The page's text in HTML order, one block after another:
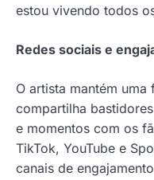
estou vivendo todos
Redes sociais e
O artista mantém
compartilha
e momentos com os
TikTok, YouTube e
canais de